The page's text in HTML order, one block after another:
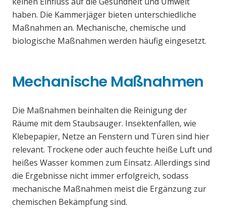
haben. Die Kammerjäger bieten unterschiedliche
Maßnahmen an. Mechanische, chemische und
biologische Maßnahmen werden häufig eingesetzt.
Mechanische Maßnahmen
Die Maßnahmen beinhalten die Reinigung der
Räume mit dem Staubsauger. Insektenfallen, wie
Klebepapier, Netze an Fenstern und Türen sind hier
relevant. Trockene oder auch feuchte heiße Luft und
heißes Wasser kommen zum Einsatz. Allerdings sind
die Ergebnisse nicht immer erfolgreich, sodass
mechanische Maßnahmen meist die Ergänzung zur
chemischen Bekämpfung sind.